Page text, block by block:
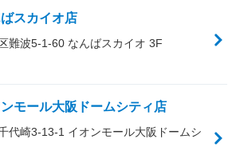
スカイオ店
難波5-1-60 なんばスカイオ 3F
モール大阪ドームシティ店
代崎3-13-1 イオンモール大阪ドームシ